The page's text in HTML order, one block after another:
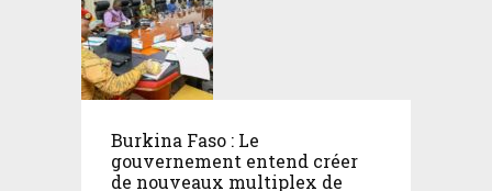
Burkina Faso : Le
gouvernement entend créer
de nouveaux multiplex de